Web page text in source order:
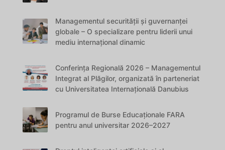
Managementul securității și guvernanței
globale – O specializare pentru liderii unui
mediu internațional dinamic
Conferința Regională 2026 – Managementul
Integrat al Plăgilor, organizată în parteneriat
cu Universitatea Internațională Danubius
Programul de Burse Educaționale FARA
pentru anul universitar 2026–2027